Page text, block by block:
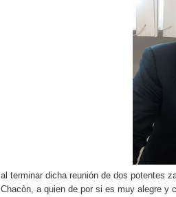
al terminar dicha reunión de dos potentes
Chacòn, a quien de por si es muy alegre y